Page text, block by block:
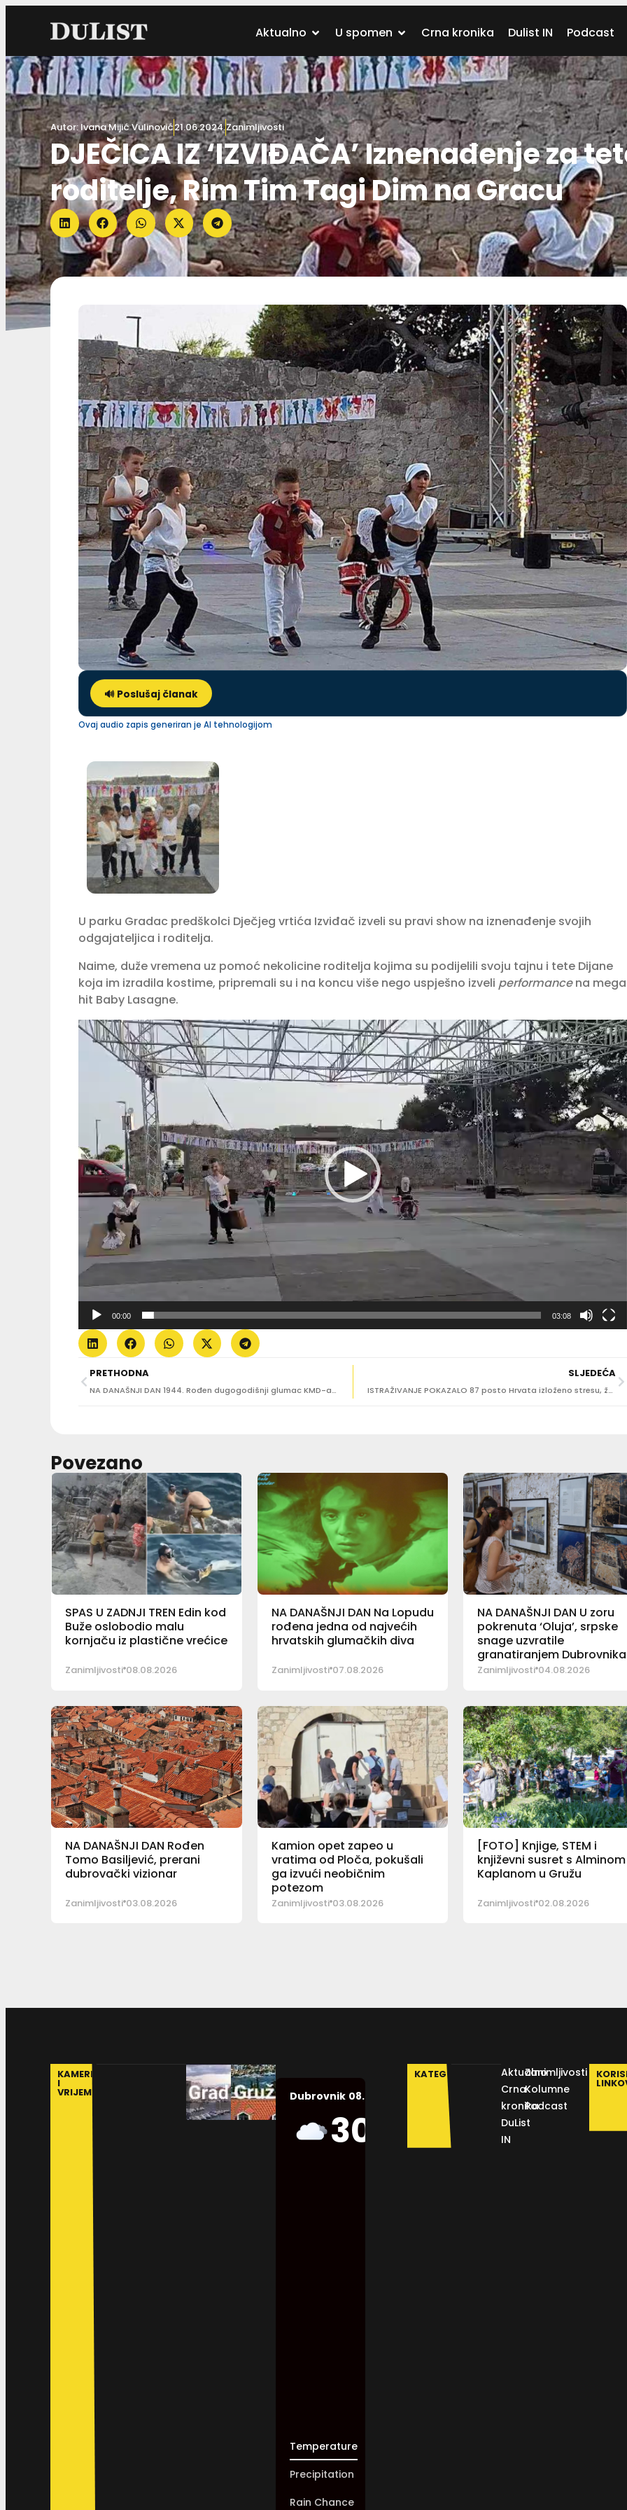
Aktualno U spomen Crna kronika Dulist IN Podcast
Autor:Ivana Mijić Vulinović21.06.2024.Zanimljivosti
DJEČICA IZ ‘IZVIĐAČA’ Iznenađenje za
roditelje, Rim Tim Tagi Dim na Gracu
🔊 Poslušaj članak
Ovaj audio zapis generiran je AI tehnologijom
U parku Gradac predškolci Dječjeg vrtića Izviđač izveli su pravi show na iznenađenje svojih
odgajateljica i roditelja.
Naime, duže vremena uz pomoć nekolicine roditelja kojima su podijelili svoju tajnu i tete Dijane
koja im izradila kostime, pripremali su i na koncu više nego uspješno izveli performancena mega
hit Baby Lasagne.
Video
Player
00:00 03:08
PRETHODNA
NA DANAŠNJI DAN 1944. Rođen dugogodišnji glumac KMD-a Krunoslav Šarić
SLJEDEĆA
ISTRAŽIVANJE POKAZALO 87 posto Hrvata izloženo stresu, žene pogođenije od muškaraca
Povezano
SPAS U ZADNJI TREN Edin kod
Buže oslobodio malu
kornjaču iz plastične vrećice
Zanimljivosti 08.08.2026
NA DANAŠNJI DAN Na Lopudu
rođena jedna od najvećih
hrvatskih glumačkih diva
Zanimljivosti 07.08.2026
NA DANAŠNJI DAN U zoru
pokrenuta ‘Oluja’, srpske
snage uzvratile
granatiranjem Dubrovnika
Zanimljivosti 04.08.2026
NA DANAŠNJI DAN Rođen
Tomo Basiljević, prerani
dubrovački vizionar
Zanimljivosti 03.08.2026
Kamion opet zapeo u
vratima od Ploča, pokušali
ga izvući neobičnim
potezom
Zanimljivosti 03.08.2026
[FOTO] Knjige, STEM i
književni susret s Alminom
Kaplanom u Gružu
Zanimljivosti 02.08.2026
KAMERE
I
VRIJEME Dubrovnik 08.08.2026.
30
Humidity:
Temperature
Precipitation
Rain Chance
KATEGORIJE
Aktualno
Crna
kronika
DuList
IN
Zanimljivosti
Kolumne
Podcast